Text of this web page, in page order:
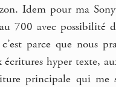
Idem pour ma
au 700 avec
parce que nous
hyper texte,
principale qui me